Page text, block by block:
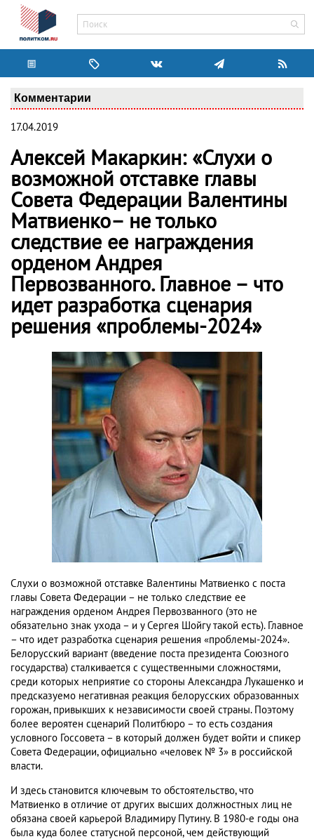
Комментарии
17.04.2019
Алексей Макаркин: «Слухи о
возможной отставке главы
Совета Федерации Валентины
Матвиенко– не только
следствие ее награждения
орденом Андрея
Первозванного. Главное – что
идет разработка сценария
решения «проблемы-2024»
Слухи о возможной отставке Валентины Матвиенко с поста
главы Совета Федерации – не только следствие ее
награждения орденом Андрея Первозванного (это не
обязательно знак ухода – и у Сергея Шойгу такой есть). Главное
– что идет разработка сценария решения «проблемы-2024».
Белорусский вариант (введение поста президента Союзного
государства) сталкивается с существенными сложностями,
среди которых неприятие со стороны Александра Лукашенко и
предсказуемо негативная реакция белорусских образованных
горожан, привыкших к независимости своей страны. Поэтому
более вероятен сценарий Политбюро – то есть создания
условного Госсовета – в который должен будет войти и спикер
Совета Федерации, официально «человек № 3» в российской
власти.
И здесь становится ключевым то обстоятельство, что
Матвиенко в отличие от других высших должностных лиц не
обязана своей карьерой Владимиру Путину. В 1980-е годы она
была куда более статусной персоной, чем действующий